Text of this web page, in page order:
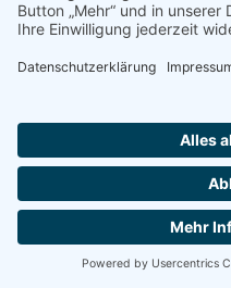
dabei nicht statt.
Weitere Informationen zu
Datenschutzerklärung
https://
Font Awesome
Diese Seite nutzt zur
Schriftarten Font